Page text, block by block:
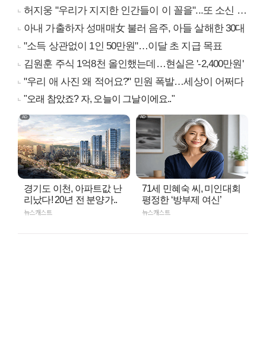
허지웅 "우리가 지지한 인간들이 이 꼴을"...또 소신 발언
아내 가출하자 성매매女 불러 음주, 아들 살해한 30대
"소득 상관없이 1인 50만원"…이달 초 지급 목표
김원훈 주식 1억8천 올인했는데…현실은 '-2,400만원'
"우리 애 사진 왜 적어요?" 민원 폭발…세상이 어쩌다
"오래 참았죠? 자, 오늘이 그날이에요.."
경기도 이천, 아파트값 난
리났다! 20년 전 분양가..
뉴스캐스트
71세 민혜숙 씨, 미인대회
평정한 ‘방부제 여신’
뉴스캐스트